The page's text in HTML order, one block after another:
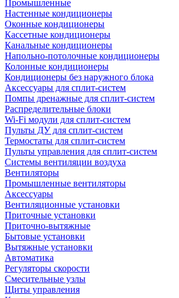
Промышленные
Настенные кондиционеры
Оконные кондиционеры
Кассетные кондиционеры
Канальные кондиционеры
Напольно-потолочные кондиционеры
Колонные кондиционеры
Кондиционеры без наружного блока
Аксессуары для сплит-систем
Помпы дренажные для сплит-систем
Распределительные блоки
Wi-Fi модули для сплит-систем
Пульты ДУ для сплит-систем
Термостаты для сплит-систем
Пульты управления для сплит-систем
Системы вентиляции воздуха
Вентиляторы
Промышленные вентиляторы
Аксессуары
Вентиляционные установки
Приточные установки
Приточно-вытяжные
Бытовые установки
Вытяжные установки
Автоматика
Регуляторы скорости
Смесительные узлы
Щиты управления